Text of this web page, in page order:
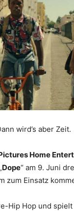
wird’s aber Zeit.
Home
Dope“ am 9. Juni
zum Einsatz
Hip Hop und